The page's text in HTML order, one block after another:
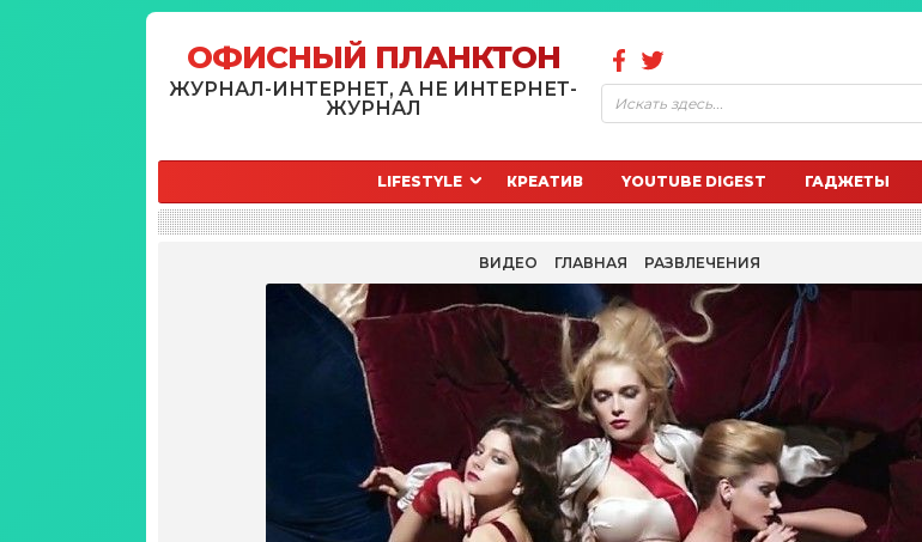
ОФИСНЫЙ ПЛАНКТОН
ЖУРНАЛ-ИНТЕРНЕТ, А НЕ ИНТЕРНЕТ-
ЖУРНАЛ
LIFESTYLE КРЕАТИВ YOUTUBE DIGEST ГАДЖЕТЫ
ВИДЕО ГЛАВНАЯ РАЗВЛЕЧЕНИЯ